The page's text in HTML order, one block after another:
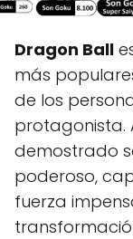
Dragon Ball
más
de los
protagonista.
demostrado
poderoso,
fuerza